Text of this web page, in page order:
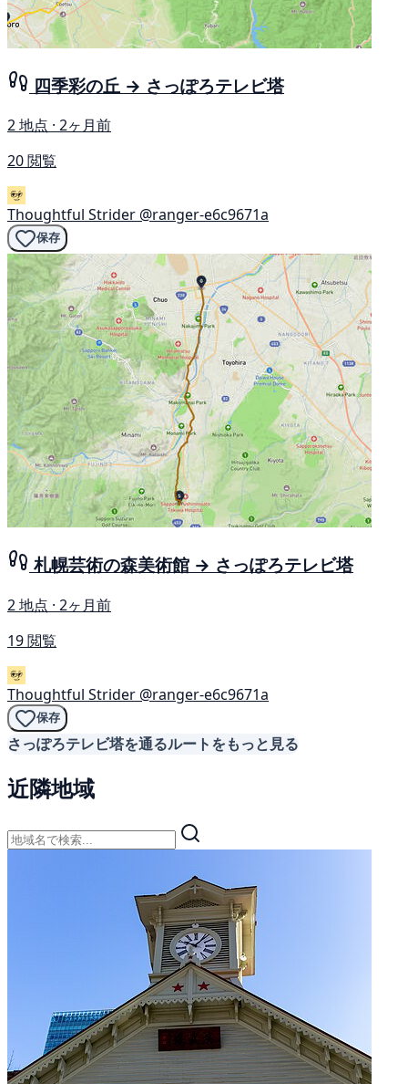
四季彩の丘 → さっぽろテレビ塔
2 地点 · 2ヶ月前
20 閲覧
Thoughtful Strider @ranger-e6c9671a
保存
札幌芸術の森美術館 → さっぽろテレビ塔
2 地点 · 2ヶ月前
19 閲覧
Thoughtful Strider @ranger-e6c9671a
保存
さっぽろテレビ塔を通るルートをもっと見る
近隣地域